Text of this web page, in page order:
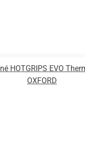
HOTGRIPS EVO
OXFORD